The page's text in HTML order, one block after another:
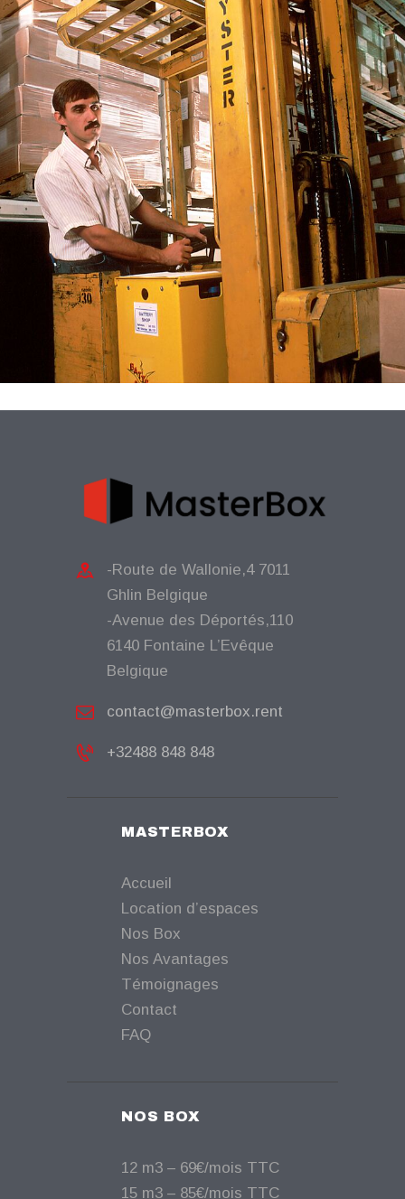
-Route de Wallonie,4 7011
Ghlin Belgique
-Avenue des Déportés,110
6140 Fontaine L’Evêque
Belgique
contact@masterbox.rent
+32488 848 848
MASTERBOX
Accueil
Location d’espaces
Nos Box
Nos Avantages
Témoignages
Contact
FAQ
NOS BOX
12 m3 – 69€/mois TTC
15 m3 – 85€/mois TTC